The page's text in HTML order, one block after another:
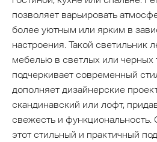
позволяет варьировать
более уютным или ярким в
настроения. Такой светильник
мебелью в светлых или черных
подчеркивает современный
дополняет дизайнерские
скандинавский или лофт,
свежесть и функциональность.
этот стильный и практичный